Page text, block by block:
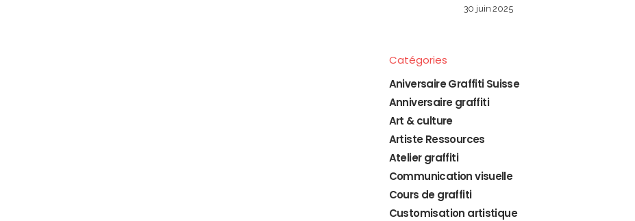
30 juin 2025
Catégories
Aniversaire Graffiti Suisse
Anniversaire graffiti
Art & culture
Artiste Ressources
Atelier graffiti
Communication visuelle
Cours de graffiti
Customisation artistique